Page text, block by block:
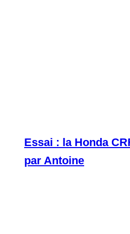
Essai : la Honda
par Antoine